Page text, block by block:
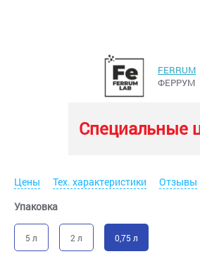
FERRUM
ФЕРРУМ
Специальные
Цены Тех. характеристики Отзывы
Упаковка
5 л 2 л 0,75 л